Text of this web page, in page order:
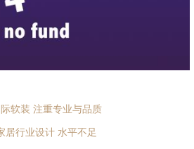
际软装 注重专业与品质
居行业设计 水平不足